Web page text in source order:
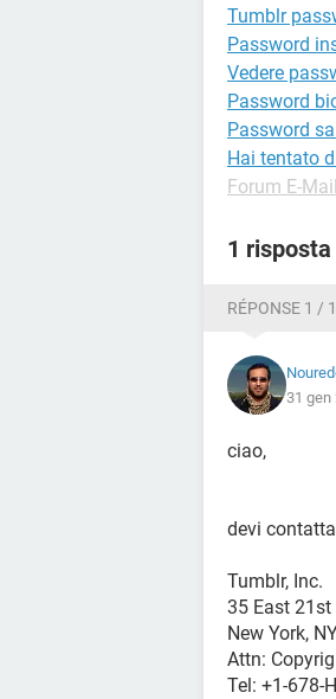
Tumblr
Password
Vedere
Password
Password
Hai tentato
Forum E-
1 risposta
RÉPONSE 1 / 1
31 gen
ciao,
devi
Tumblr, Inc.
35 East 21st
New York,
Attn:
Tel: +1-678-